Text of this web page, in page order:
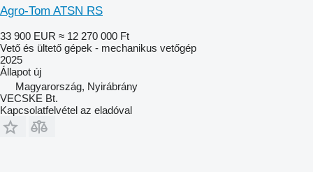
Agro-Tom ATSN RS
33 900 EUR ≈ 12 270 000 Ft
Vető és ültető gépek - mechanikus vetőgép
2025
Állapot új
Magyarország, Nyirábrány
VECSKE Bt.
Kapcsolatfelvétel az eladóval